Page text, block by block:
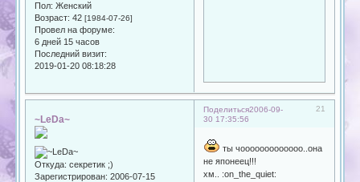
Пол: Женский
Возраст: 42[1984-07-26]
Провел на форуме:
6 дней 15 часов
Последний визит:
2019-01-20 08:18:28
Поделиться 21
2006-09-
30 17:35:56
~LeDa~
Откуда: секретик ;)
Зарегистрирован: 2006-07-15
ты чооооооооооооо..она
не японеец!!!
хм.. :on_the_quiet: